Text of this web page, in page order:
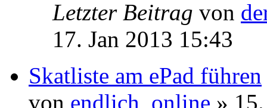
Skat.org
vonder_reizer» 29.
1Antworten
9866Zugriffe